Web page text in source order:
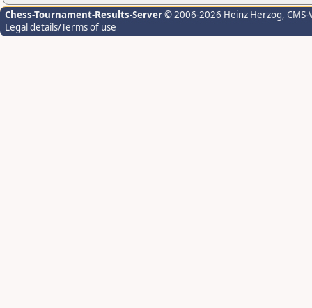
Chess-Tournament-Results-Server© 2006-2026 Heinz Herzog,
Legal details/Terms of use